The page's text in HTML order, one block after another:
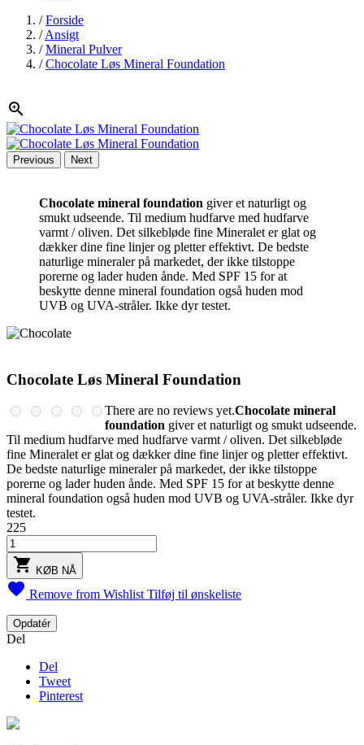
/ Forside
/ Ansigt
/ Mineral Pulver
/ Chocolate Løs Mineral Foundation

Previous Next
Chocolate mineral foundation giver et naturligt og
smukt udseende. Til medium hudfarve med hudfarve
varmt / oliven. Det silkebløde fine Mineralet er glat og
dækker dine fine linjer og pletter effektivt. De bedste
naturlige mineraler på markedet, der ikke tilstoppe
porerne og lader huden ånde. Med SPF 15 for at
beskytte denne mineral foundation også huden mod
UVB og UVA-stråler. Ikke dyr testet.
Chocolate Løs Mineral Foundation
There are no reviews yet.Chocolate mineral
foundation giver et naturligt og smukt udseende.
Til medium hudfarve med hudfarve varmt / oliven. Det silkebløde
fine Mineralet er glat og dækker dine fine linjer og pletter effektivt.
De bedste naturlige mineraler på markedet, der ikke tilstoppe
porerne og lader huden ånde. Med SPF 15 for at beskytte denne
mineral foundation også huden mod UVB og UVA-stråler. Ikke dyr
testet.
225
 KØB NÅ
 Remove from Wishlist Tilføj til ønskeliste
Del
Del
Tweet
Pinterest